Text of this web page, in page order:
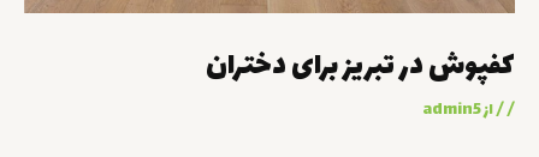
کفپوش در تبریز برای دختران
// ازadmin5